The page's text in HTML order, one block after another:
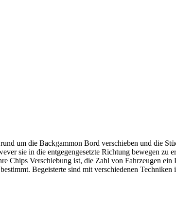
um die Backgammon Bord verschieben und die
sie in die entgegengesetzte Richtung bewegen zu
Chips Verschiebung ist, die Zahl von Fahrzeugen
Begeisterte sind mit verschiedenen Techniken